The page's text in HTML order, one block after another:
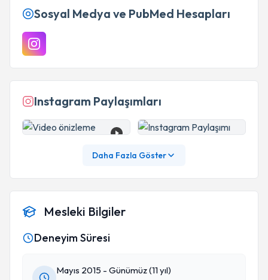
Sosyal Medya ve PubMed Hesapları
Instagram Paylaşımları
Daha Fazla Göster
Mesleki Bilgiler
Deneyim Süresi
Mayıs 2015 - Günümüz (11 yıl)